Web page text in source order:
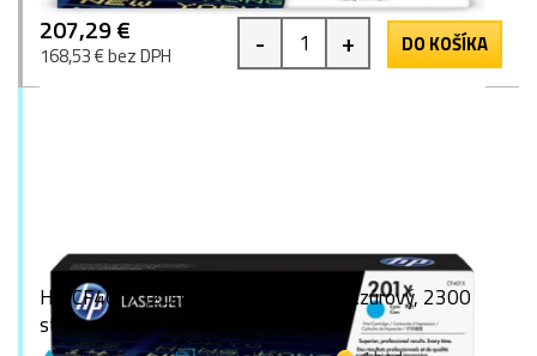
207,29 €
168,53 € bez DPH - + DO KOŠÍKA
HP CF401X (201X), originálny toner, azúrový, 2300
strán